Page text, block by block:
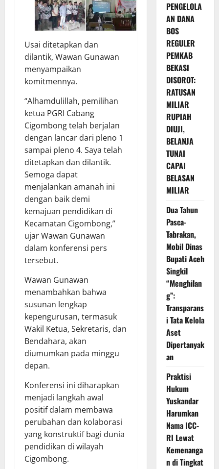
Usai ditetapkan dan
dilantik, Wawan Gunawan
menyampaikan
komitmennya.
“Alhamdulillah, pemilihan
ketua PGRI Cabang
Cigombong telah berjalan
dengan lancar dari pleno 1
sampai pleno 4. Saya telah
ditetapkan dan dilantik.
Semoga dapat
menjalankan amanah ini
dengan baik demi
kemajuan pendidikan di
Kecamatan Cigombong,”
ujar Wawan Gunawan
dalam konferensi pers
tersebut.
Wawan Gunawan
menambahkan bahwa
susunan lengkap
kepengurusan, termasuk
Wakil Ketua, Sekretaris, dan
Bendahara, akan
diumumkan pada minggu
depan.
Konferensi ini diharapkan
menjadi langkah awal
positif dalam membawa
perubahan dan kolaborasi
yang konstruktif bagi dunia
pendidikan di wilayah
Cigombong.
PENGELOLA
AN DANA
BOS
REGULER
PEMKAB
BEKASI
DISOROT:
RATUSAN
MILIAR
RUPIAH
DIUJI,
BELANJA
TUNAI
CAPAI
BELASAN
MILIAR
Dua Tahun
Pasca-
Tabrakan,
Mobil Dinas
Bupati Aceh
Singkil
“Menghilan
g”:
Transparans
i Tata Kelola
Aset
Dipertanyak
an
Praktisi
Hukum
Yuskandar
Harumkan
Nama ICC-
RI Lewat
Kemenanga
n di Tingkat